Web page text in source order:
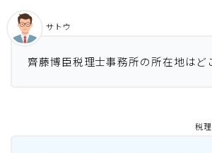
齊藤博臣税理士事務所の所在地はど
サトウ
税